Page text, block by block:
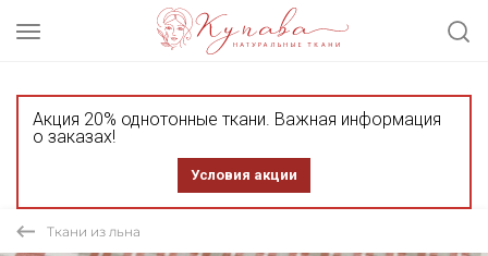
Акция 20% однотонные ткани. Важная информация
о заказах!
Условия акции
Ткани из льна